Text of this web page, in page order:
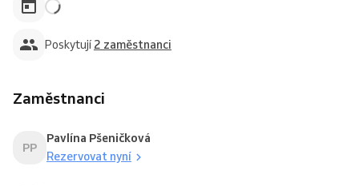
Poskytují 2 zaměstnanci
Zaměstnanci
PP
Pavlína Pšeničková
Rezervovat nyní